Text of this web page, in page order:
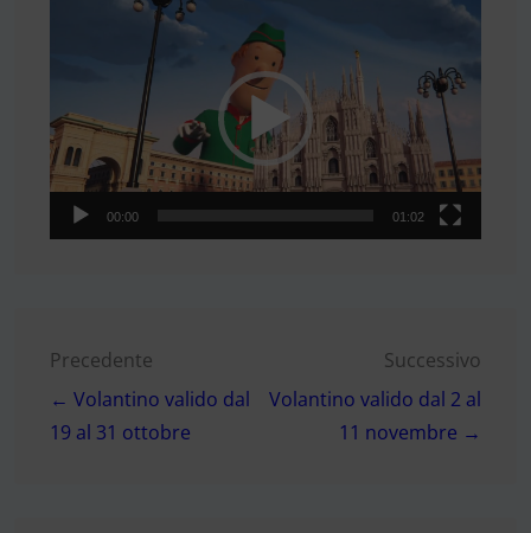
00:00 01:02
Navigazione
articoli
Precedente
← Volantino valido dal
19 al 31 ottobre
Successivo
Volantino valido dal 2 al
11 novembre →